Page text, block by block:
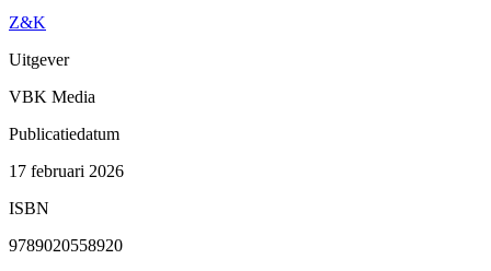
Z&K
Uitgever
VBK Media
Publicatiedatum
17 februari 2026
ISBN
9789020558920